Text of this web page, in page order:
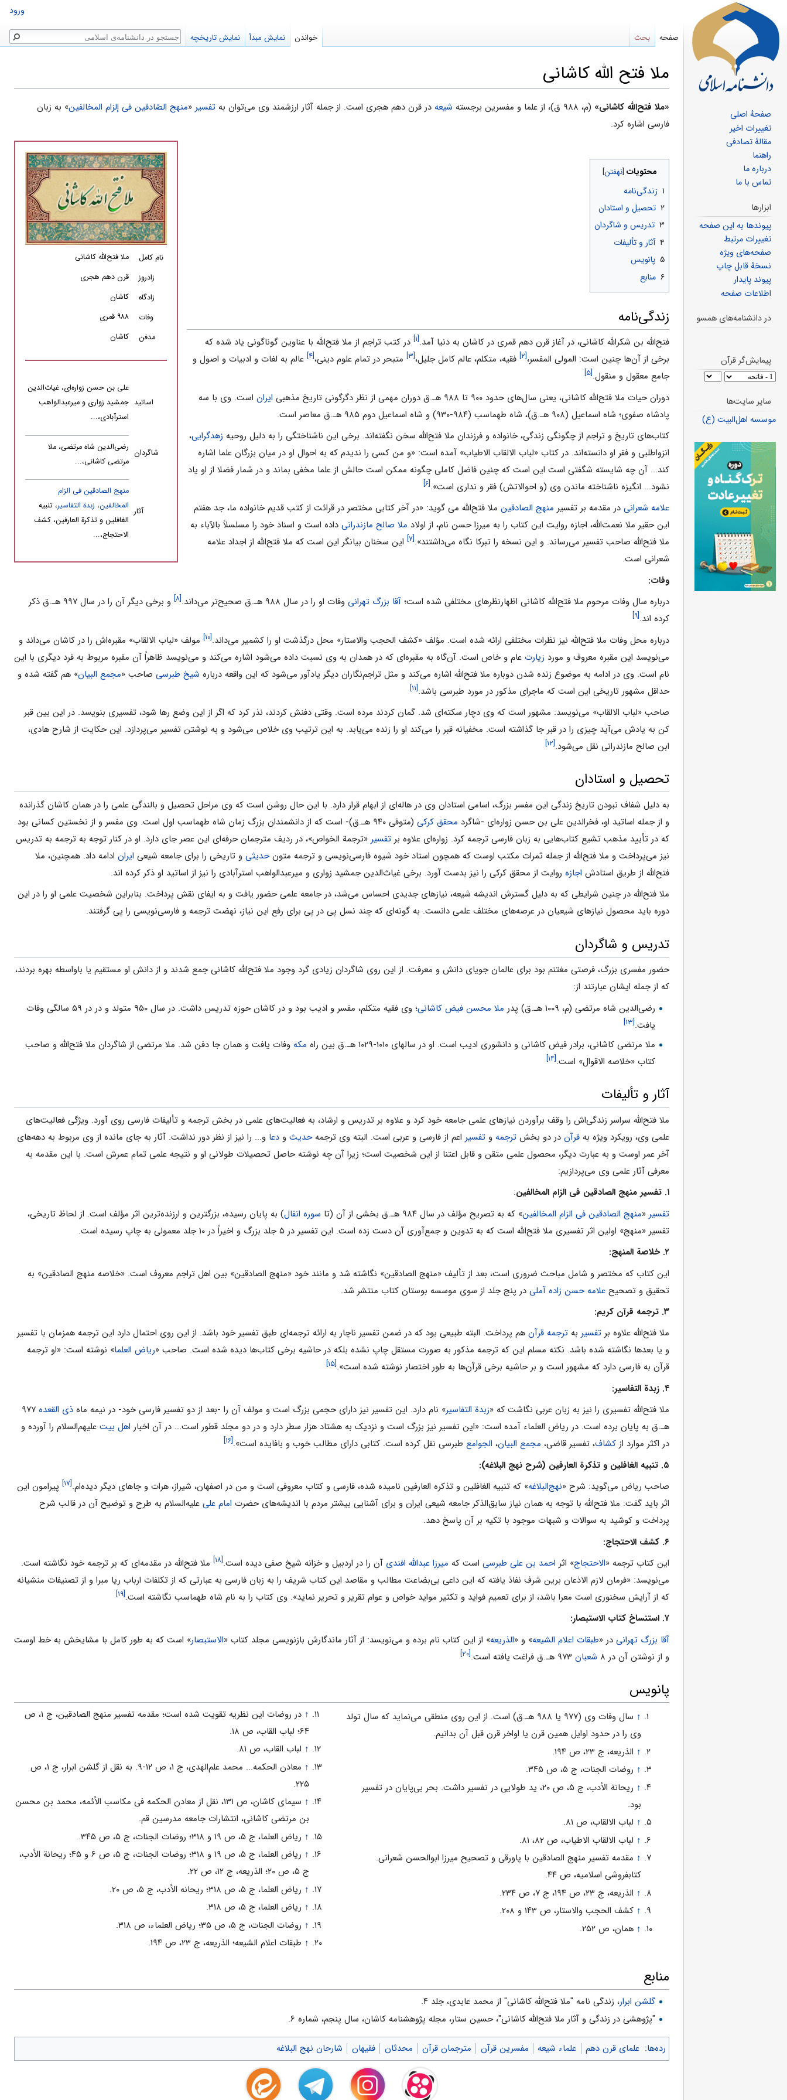
ملا فتح الله کاشانی
پرش
به
پرش
به
«ملا فتح‌الله كاشانى» (م، ۹۸۸ ق)، از علما و مفسرین برجسته شیعه در قرن دهم هجری است. از جمله آثار ارزشمند وی می‌توان به تفسير «منهج الصّادقين فى إلزام المخالفين» به زبان
فارسى اشاره کرد.
نام کامل
ملا فتح‌الله كاشانى
زادروز
قرن دهم هجری
زادگاه
کاشان
وفات
۹۸۸ قمری
مدفن
کاشان
اساتید
علی بن حسن زواره‌ای، غیاث‌الدین
جمشید زواری و میرعبدالواهب
استرآبادی،...
شاگردان
رضی‌الدین شاه مرتضی، ملا
مرتضی کاشانی،...
آثار
منهج الصادقین فى الزام
المخالفین، زبدة التفاسیر، تنبیه
الغافلین و تذکرة العارفین، کشف
الاحتجاج،...
محتویات
۱ زندگی‌نامه
۲ تحصیل و استادان
۳ تدریس و شاگردان
۴ آثار و تألیفات
۵ پانویس
۶ منابع
زندگی‌نامه
فتح‌الله بن شکرالله کاشانی، در آغاز قرن دهم قمری در کاشان به دنیا آمد.[۱]
در کتب تراجم از ملا فتح‌الله‌ با عناوین گوناگونی یاد شده که
برخی از آن‌ها چنین است: المولی المفسر،[۲] فقیه، متکلم، عالم کامل جلیل،[۳] متبحر در تمام علوم دینی،[۴]
عالم به لغات و ادبیات و اصول و
جامع معقول و منقول.[۵]
دوران حیات ملا فتح‌الله‌ کاشانی، یعنی سال‌های حدود ۹۰۰ تا ۹۸۸ هـ.ق دوران مهمی ‌از نظر دگرگونی تاریخ مذهبی ایران است. وی با سه
پادشاه صفوی؛ شاه اسماعیل (۹۰۸ هـ.ق)، شاه طهماسب (۹۸۴-۹۳۰) و شاه اسماعیل دوم ۹۸۵ هـ.ق معاصر است.
کتاب‌های تاریخ و تراجم از چگونگی زندگی، خانواده و فرزندان ملا فتح‌الله‌ سخن نگفته‌اند. برخی این ناشناختگی را به دلیل روحیه زهدگرایی،
انزواطلبی و فقر او دانسته‌اند. در کتاب «لباب الالقاب الاطیاب» آمده است: «و من کسی را ندیدم که به احوال او در میان بزرگان علما اشاره
کند... آن چه شایسته شگفتی است این است که چنین فاضل کاملی چگونه ممکن است حالش از علما مخفی بماند و در شمار فضلا از او یاد
نشود... انگیزه ناشناخته ماندن وی (و احوالاتش) فقر و نداری است».[۶]
علامه شعرانی در مقدمه بر تفسیر منهج الصادقین ملا فتح‌الله‌ می گوید: «در آخر کتابی مختصر در قرائت از کتب قدیم خانواده ما، جد هفتم
این حقیر ملا نعمت‌الله، اجازه روایت این کتاب را به میرزا حسن نام، از اولاد ملا صالح مازندرانی داده است و اسناد خود را مسلسلاً بالآباء به
ملا فتح‌الله‌ صاحب تفسیر می‌رساند. و این نسخه را تبرکا نگاه می‌داشتند».[۷]
این سخنان بیانگر این است که ملا فتح‌الله‌ از اجداد علامه
شعرانی است.
وفات:
درباره سال وفات مرحوم ملا فتح‌الله‌ کاشانی اظهارنظرهای مختلفی شده است؛ آقا بزرگ تهرانی وفات او را در سال ۹۸۸ هـ.ق صحیح‌تر می‌داند. [۸]
و برخی دیگر آن را در سال ۹۹۷ هـ.ق ذکر
کرده اند.[۹]
درباره محل وفات ملا فتح‌الله‌ نیز نظرات مختلفی ارائه شده است. مؤلف «کشف الحجب والاستار» محل درگذشت او را کشمیر می‌داند.[۱۰]
مولف «لباب الالقاب» مقبره‌اش را در کاشان می‌داند و
می‌نویسد این مقبره معروف و مورد زیارت عام و خاص است. آن‌گاه به مقبره‌ای که در همدان به وی نسبت داده می‌شود اشاره می‌کند و می‌نویسد ظاهراً آن مقبره مربوط به فرد دیگری با این
نام است. وی در ادامه به موضوع زنده شدن دوباره ملا فتح‌الله‌ اشاره می‌کند و مثل تراجم‌نگاران دیگر یادآور می‌شود که این واقعه درباره شیخ طبرسی صاحب «مجمع البیان» هم گفته شده و
حداقل مشهور تاریخی این است که ماجرای مذکور در مورد طبرسی باشد.[۱۱]
صاحب «لباب الالقاب» می‌نویسد: مشهور است که وی دچار سکته‌ای شد. گمان کردند مرده است. وقتی دفنش کردند، نذر کرد که اگر از این وضع رها شود، تفسیری بنویسد. در این بین قبر
کن به یادش می‌آید چیزی را در قبر جا گذاشته است. مخفیانه قبر را می‌کند او را زنده می‌یابد. به این ترتیب وی خلاص می‌شود و به نوشتن تفسیر می‌پردازد. این حکایت از شارح هادی،
ابن صالح مازندرانی نقل می‌شود.[۱۲]
تحصیل و استادان
به دلیل شفاف نبودن تاریخ زندگی این مفسر بزرگ، اسامی ‌استادان وی در هاله‌ای از ابهام قرار دارد. با این حال روشن است که وی مراحل تحصیل و بالندگی علمی ‌را در همان کاشان گذرانده
و از جمله اساتید او، فخرالدین علی بن حسن زواره‌ای -شاگرد محقق کرکی
(متوفی ۹۴۰ هـ.ق)- است که از دانشمندان بزرگ زمان شاه طهماسب اول است. وی مفسر و از نخستین کسانی بود
که در تأیید مذهب تشیع کتاب‌هایی به زبان فارسی ترجمه کرد. زواره‌ای علاوه بر تفسیر «ترجمة الخواص»، در ردیف مترجمان حرفه‌ای این عصر جای دارد. او در کنار توجه به ترجمه به تدریس
نیز می‌پرداخت و ملا فتح‌الله‌ از جمله ثمرات مکتب اوست که همچون استاد خود شیوه فارسی‌نویسی و ترجمه متونحدیثی و تاریخی را برای جامعه شیعی ایران ادامه داد. همچنین، ملا
فتح‌الله‌ از طریق استادش اجازه روایت از محقق کرکی را نیز بدست آورد. برخی غیاث‌الدین جمشید زواری و میرعبدالواهب استرآبادی را نیز از اساتید او ذکر کرده اند.
ملا فتح‌الله‌ در چنین شرایطی که به دلیل گسترش اندیشه شیعه، نیازهای جدیدی احساس می‌شد، در جامعه علمی ‌حضور یافت و به ایفای نقش پرداخت. بنابراین شخصیت علمی ‌او را در این
دوره باید محصول نیازهای شیعیان در عرصه‌های مختلف علمی ‌دانست. به گونه‌ای که چند نسل پی در پی برای رفع این نیاز، نهضت ترجمه و فارسی‌نویسی را پی گرفتند.
تدریس و شاگردان
حضور مفسری بزرگ، فرصتی مغتنم بود برای عالمان جویای دانش و معرفت. از این روی شاگردان زیادی گرد وجود ملا فتح‌الله‌ کاشانی جمع شدند و از دانش او مستقیم یا باواسطه بهره بردند،
که از جمله ایشان عبارتند از:
رضی‌الدین شاه مرتضی (م، ۱۰۰۹ هـ.ق) پدر
ملا محسن فیض کاشانی
؛ وی فقیه متکلم، مفسر و ادیب بود و در کاشان حوزه تدریس داشت. در سال ۹۵۰ متولد و در در ۵۹ سالگی وفات
یافت.[۱۳]
ملا مرتضی کاشانی، برادر فیض کاشانی و دانشوری ادیب است. او در سالهای ۱۰۱۰-۱۰۲۹ هـ.ق بین راه مکهوفات یافت و همان جا دفن شد. ملا مرتضی از شاگردان ملا فتح‌الله‌ و صاحب
کتاب «خلاصه الاقوال» است.[۱۴]
آثار و تألیفات
ملا فتح‌الله‌ سراسر زندگی‌اش را وقف برآوردن نیازهای علمی ‌جامعه خود کرد و علاوه بر تدریس و ارشاد، به فعالیت‌های علمی‌ در بخش ترجمه و تألیفات فارسی روی آورد. ویژگی فعالیت‌های
علمی ‌وی، رویکرد ویژه به قرآن در دو بخش ترجمه و تفسیر اعم از فارسی و عربی است. البته وی ترجمهحدیث و دعا و... را نیز از نظر دور نداشت. آثار به جای مانده از وی مربوط به دهه‌های
آخر عمر اوست و به عبارت دیگر، محصول علمی ‌متقن و قابل اعتنا از این شخصیت است؛ زیرا آن چه نوشته حاصل تحصیلات طولانی او و نتیجه علمی ‌تمام عمرش است. با این مقدمه به
معرفی آثار علمی‌ وی می‌پردازیم:
۱. تفسیر منهج الصادقین فى الزام المخالفین
:
تفسیر «منهج الصادقین فى الزام المخالفین» که به تصریح مؤلف در سال ۹۸۴ هـ.ق بخشی از آن (تا سوره انفال) به پایان رسیده، بزرگترین و ارزنده‌ترین اثر مؤلف است. از لحاظ تاریخی،
تفسیر «منهج» اولین اثر تفسیری ملا فتح‌الله‌ است که به تدوین و جمع‌آوری آن دست زده است. این تفسیر در ۵ جلد بزرگ و اخیراً در ۱۰ جلد معمولی به چاپ رسیده است.
۲. خلاصة المنهج:
این کتاب که مختصر و شامل مباحث ضروری است، بعد از تألیف «منهج الصادقین» نگاشته شد و مانند خود «منهج الصادقین» بین اهل تراجم معروف است. «خلاصه منهج الصادقین» به
تحقیق و تصحیح علامه حسن زاده آملی در پنج جلد از سوی موسسه بوستان کتاب منتشر شد.
۳. ترجمه قرآن کریم:
ملا فتح‌الله‌ علاوه بر تفسیر به ترجمه قرآن هم پرداخت. البته طبیعی بود که در ضمن تفسیر ناچار به ارائه ترجمه‌ای طبق تفسیر خود باشد. از این روی احتمال دارد این ترجمه همزمان با تفسیر
و یا بعدها نگاشته شده باشد. نکته مسلم این که ترجمه مذکور به صورت مستقل چاپ نشده بلکه در حاشیه برخی کتاب‌ها دیده شده است. صاحب «ریاض العلما» نوشته است: «او ترجمه
قرآن به فارسی دارد که مشهور است و بر حاشیه برخی قرآن‌ها به طور اختصار نوشته شده است».[۱۵]
۴. زبدة التفاسیر:
ملا فتح‌الله‌ تفسیری را نیز به زبان عربی نگاشت که «زبدة التفاسیر» نام دارد. این تفسیر نیز دارای حجمی ‌بزرگ است و مولف آن را -بعد از دو تفسیر فارسی خود- در نیمه ماه ذی القعده ۹۷۷
هـ.ق به پایان برده است. در ریاض العلماء آمده است: «این تفسیر نیز بزرگ است و نزدیک به هشتاد هزار سطر دارد و در دو مجلد قطور است... در آن اخبار اهل بیت علیهم‌السلام را آورده و
در اکثر موارد از کشاف، تفسیر قاضی، مجمع البیان، الجوامع طبرسی نقل کرده است. کتابی دارای مطالب خوب و بافایده است».[۱۶]
۵. تنبیه الغافلین و تذکرة العارفین (شرح نهج البلاغه):
صاحب ریاض می‌گوید: شرح «نهج‌البلاغه» که تنبیه الغافلین و تذکره العارفین نامیده شده، فارسی و کتاب معروفی است و من در اصفهان، شیراز، هرات و جاهای دیگر دیده‌ام.[۱۷]
پیرامون این
اثر باید گفت: ملا فتح‌الله‌ با توجه به همان نیاز سابق‌الذکر جامعه شیعی ایران و برای آشنایی بیشتر مردم با اندیشه‌های حضرت امام علی علیه‌السلام به طرح و توضیح آن در قالب شرح
پرداخت و کوشید به سوالات و شبهات موجود با تکیه بر آن پاسخ دهد.
۶. کشف الاحتجاج:
این کتاب ترجمه «الاحتجاج» اثر احمد بن علی طبرسی است که میرزا عبدالله افندی آن را در اردبیل و خزانه شیخ صفی دیده است.[۱۸]
ملا فتح‌الله‌ در مقدمه‌ای که بر ترجمه خود نگاشته است.
می‌نویسد: «فرمان لازم الاذعان برین شرف نفاذ یافته که این داعی بی‌بضاعت مطالب و مقاصد این کتاب شریف را به زبان فارسی به عبارتی که از تکلفات ارباب ریا مبرا و از تصنیفات منشیانه
که از آرایش سخنوری است معرا باشد، از برای تعمیم فواید و تکثیر مواید خواص و عوام تقریر و تحریر نماید». وی کتاب را به نام شاه طهماسب نگاشته است.[۱۹]
۷. استنساخ کتاب الاستبصار:
آقا بزرگ تهرانی در «طبقات اعلام الشیعه» و «الذریعه» از این کتاب نام برده و می‌نویسد: از آثار ماندگارش بازنویسی مجلد کتاب «الاستبصار» است که به طور کامل با مشایخش به خط اوست
و از نوشتن آن در ۸
شعبان [۲۰]
پانویس
↑
سال وفات وی (۹۷۷ یا ۹۸۸ هـ.ق) است. از این روی منطقی می‌نماید که سال تولد
وی را در حدود اوایل همین قرن یا اواخر قرن قبل آن بدانیم.
↑ الذریعه، ج ۲۳، ص ۱۹۴.
↑ روضات الجنات، ج ۵، ص ۳۴۵.
↑
ریحانة الأدب، ج ۵، ص ۲۰، ید طولایی در تفسیر داشت. بحر بی‌پایان در تفسیر
بود.
↑ لباب الالقاب، ص ۸۱.
↑ لباب الالقاب الاطیاب، ص ۸۲، ۸۱.
↑ مقدمه تفسیر منهج الصادقین با پاورقی و تصحیح میرزا ابوالحسن شعرانی.
کتابفروشی اسلامیه، ص ۴۴.
↑ الذریعه، ج ۲۳، ص ۱۹۴، ج ۷، ص ۲۳۴.
↑ کشف الحجب والاستار، ص ۱۴۳ و ۲۰۸.
↑ همان، ص ۲۵۲.
↑
در روضات این نظریه تقویت شده است؛ مقدمه تفسیر منهج الصادقین، ج ۱، ص
۶۴؛ لباب القاب، ص ۱۸.
↑ لباب القاب، ص ۸۱.
↑
معادن الحکمه... محمد علم‌الهدی، ج ۱، ص ۱۲-۹. به نقل از گلشن ابرار، ج ۱، ص
۲۲۵.
↑
سیمای کاشان، ص ۱۳۱، نقل از معادن الحکمه فی مکاسب الأئمه، محمد بن محسن
بن مرتضی کاشانی، انتشارات جامعه مدرسین قم.
↑ ریاض العلما، ج ۵، ص ۱۹ و ۳۱۸؛ روضات الجنات، ج ۵، ص ۳۴۵.
↑
ریاض العلما، ج ۵، ص ۱۹ و ۳۱۸؛ روضات الجنات، ج ۵، ص ۶ و ۴۵؛ ریحانة الأدب،
ج ۵، ص ۲۰؛ الذریعه، ج ۱۲، ص ۲۲.
↑ ریاض العلما، ج ۵، ص ۳۱۸؛ ریحانه الأدب، ج ۵، ص ۲۰.
↑ ریاض العلما، ج ۵، ص ۳۱۸.
↑ روضات الجنات، ج ۵، ص ۳۵؛ ریاض العلماء، ص ۳۱۸.
↑ طبقات اعلام الشیعه؛ الذریعه، ج ۲۳، ص ۱۹۴.
منابع
گلشن ابرار، زندگی نامه "ملا فتح‌الله کاشانی" از محمد عابدی، جلد ۴.
"پژوهشی در زندگی و آثار ملا فتح‌الله كاشانی"، حسين ستار، مجله پژوهشنامه كاشان، سال پنجم، شماره ۶.
رده‌ها: علمای قرن دهم علماء شیعه مفسرین قرآن مترجمان قرآن محدثان فقیهان شارحان نهج البلاغه
ورود
صفحه بحث خواندن نمایش مبدأ نمایش تاریخچه جستجو
صفحهٔ اصلی
تغییرات اخیر
مقالهٔ تصادفی
راهنما
درباره ما
تماس با ما
ابزارها
پیوندها به این صفحه
تغییرات مرتبط
صفحه‌های ویژه
نسخهٔ قابل چاپ
پیوند پایدار
اطلاعات صفحه
در دانشنامه‌های همسو
پیمایش‌گر قرآن
سایر سایت‌ها
موسسه اهل‌البیت (ع)